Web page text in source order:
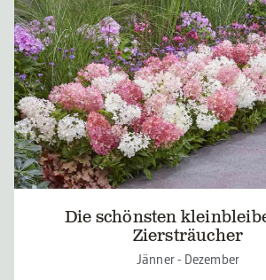
Die schönsten
Ziersträucher
Jänner - Dezember